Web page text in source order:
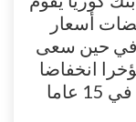
أسعار
في حين سعى
انخفاضا
حادا، ليصل إلى أدنى مستوى له في 15 عاما